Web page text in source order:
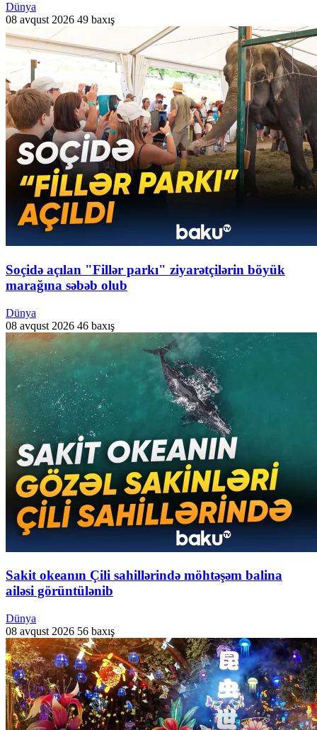
Dünya
08 avqust 2026 49 baxış
Soçidə açılan "Fillər parkı" ziyarətçilərin böyük
marağına səbəb olub
Dünya
08 avqust 2026 46 baxış
Sakit okeanın Çili sahillərində möhtəşəm balina
ailəsi görüntülənib
Dünya
08 avqust 2026 56 baxış